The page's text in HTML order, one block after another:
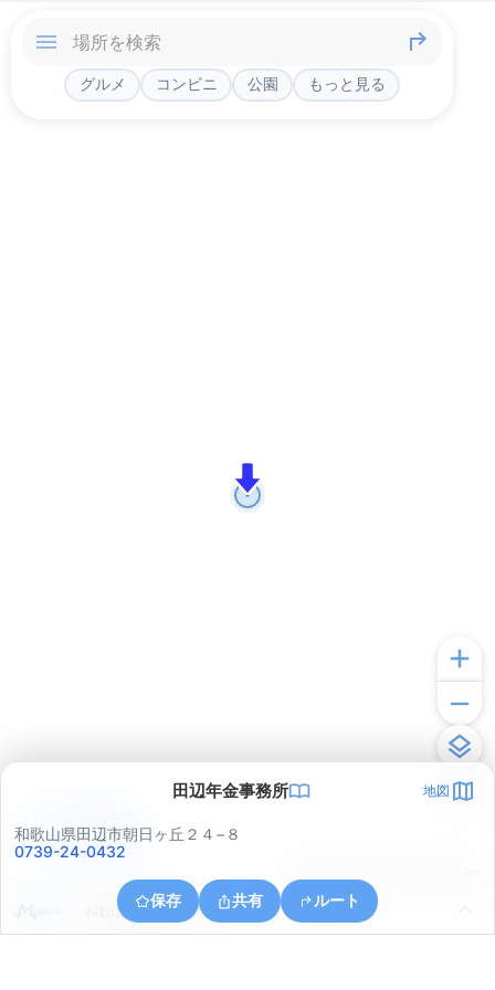
グルメ コンビニ 公園 もっと見る
田辺年金事務所 地図
和歌山県田辺市朝日ヶ丘２４−８
0739-24-0432
保存 共有 ルート
和歌山県田辺市江川４５
アプリで見る